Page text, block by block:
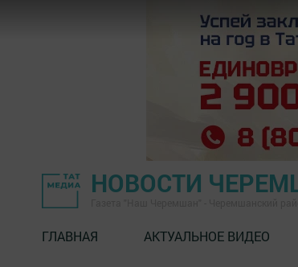
НОВОСТИ
ГЛАВНАЯ АКТУАЛЬНОЕ ВИДЕО